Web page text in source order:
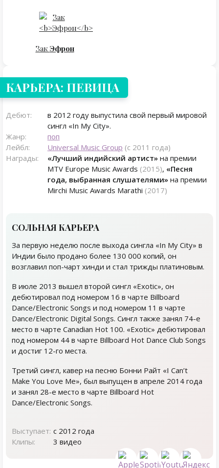
Зак Эфрон
КАРЬЕРА: ПЕВИЦА
Дебют:
в 2012 году выпустила свой первый мировой
сингл «In My City».
Жанр:
поп
Лейбл:
Universal Music Group (с 2011 года)
Награды:
«Лучший индийский артист» на премии
MTV Europe Music Awards (2015), «Песня
года, выбранная слушателями» на премии
Mirchi Music Awards Marathi (2017)
СОЛЬНАЯ КАРЬЕРА
За первую неделю после выхода сингла «In My City» в
Индии было продано более 130 000 копий, он
возглавил поп-чарт хинди и стал трижды платиновым.
В июле 2013 вышел второй сингл «Exotic», он
дебютировал под номером 16 в чарте Billboard
Dance/Electronic Songs и под номером 11 в чарте
Dance/Electronic Digital Songs. Сингл также занял 74-е
место в чарте Canadian Hot 100. «Exotic» дебютировал
под номером 44 в чарте Billboard Hot Dance Club Songs
и достиг 12-го места.
Третий сингл, кавер на песню Бонни Райт «I Can’t
Make You Love Me», был выпущен в апреле 2014 года
и занял 28-е место в чарте Billboard Hot
Dance/Electronic Songs.
Выступает: с 2012 года
Клипы:
3 видео